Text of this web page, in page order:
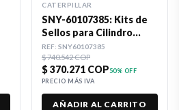
CATERPILLAR
SNY-60107385: Kits de
Sellos para Cilindro
Hidráulico 85 X 125
Premium
REF: SNY60107385
$ 740.542 COP
$ 370.271 COP50% OFF
PRECIO MÁS IVA
AÑADIR AL CARRITO